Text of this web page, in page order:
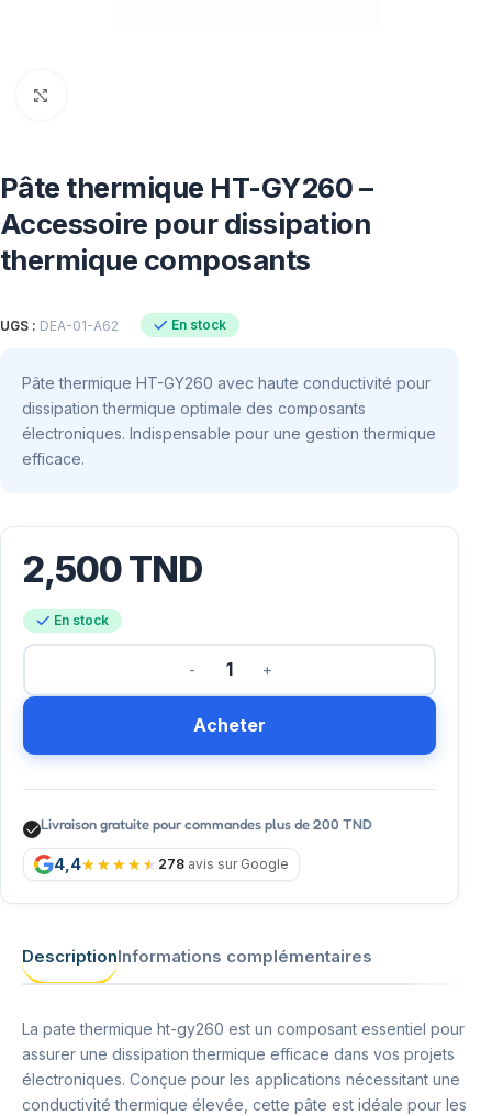
Pâte thermique HT-GY260 –
Accessoire pour dissipation
thermique composants
UGS : DEA-01-A62 En stock
Pâte thermique HT-GY260 avec haute conductivité pour
dissipation thermique optimale des composants
électroniques. Indispensable pour une gestion thermique
efficace.
2,500TND
En stock
Acheter
Livraison gratuite pour commandes plus de 200 TND
4,4 278 avis sur Google
DescriptionInformations complémentaires
La pate thermique ht-gy260 est un composant essentiel pour
assurer une dissipation thermique efficace dans vos projets
électroniques. Conçue pour les applications nécessitant une
conductivité thermique élevée, cette pâte est idéale pour les